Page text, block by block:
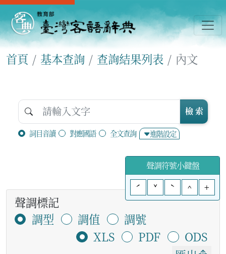
首頁 基本查詢 查詢結果列表 內文
詞目音讀 對應國語 全文查詢 進階設定
檢 索
聲調符號小鍵盤
ˊ
ˇ ˋ ^ +
聲調標記
調型
調值
調號
XLS
PDF
ODS